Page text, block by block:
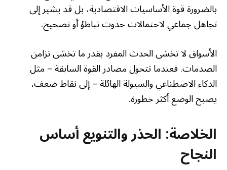
بالضرورة قوة الأساسيات الاقتصادية، بل قد يشير إلى
تجاهل جماعي لاحتمالات حدوث تباطؤ أو تصحيح.
الأسواق لا تخشى الحدث المفرد بقدر ما تخشى تزامن
الصدمات. فعندما تتحول مصادر القوة السابقة – مثل
الذكاء الاصطناعي والسيولة الهائلة – إلى نقاط ضعف،
يصبح الوضع أكثر خطورة.
الخلاصة: الحذر والتنويع أساس
النجاح